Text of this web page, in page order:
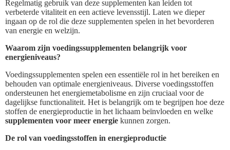
Regelmatig gebruik van deze supplementen kan leiden tot
verbeterde vitaliteit en een actieve levensstijl. Laten we dieper
ingaan op de rol die deze supplementen spelen in het bevorderen
van energie en welzijn.
Waarom zijn voedingssupplementen belangrijk voor
energieniveaus?
Voedingssupplementen spelen een essentiële rol in het bereiken en
behouden van optimale energieniveaus. Diverse voedingsstoffen
ondersteunen het energiemetabolisme en zijn cruciaal voor de
dagelijkse functionaliteit. Het is belangrijk om te begrijpen hoe deze
stoffen de energieproductie in het lichaam beïnvloeden en welke
supplementen voor meer energie kunnen zorgen.
De rol van voedingsstoffen in energieproductie